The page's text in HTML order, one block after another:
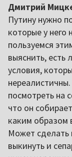
Дмитрий
Путину нужно
которые у него
пользуемся
выяснить, есть
условия,
посмотреть на
что он
каким образом
Может сделать
выкинуть и